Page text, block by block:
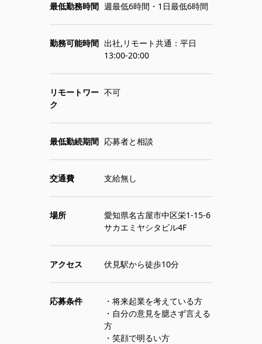
最低勤務時間 週最低6時間・1日最低6時間
勤務可能時間 出社,リモート共通：平日
13:00-20:00
リモートワー
ク
不可
最低勤続期間 応募者と相談
交通費 支給無し
場所
愛知県名古屋市中区栄1-15-6
サカエミヤシタビル4F
アクセス 伏見駅から徒歩10分
応募条件
・将来起業を考えている方
・自分の意見を臆さず言える
方
・笑顔で明るい方